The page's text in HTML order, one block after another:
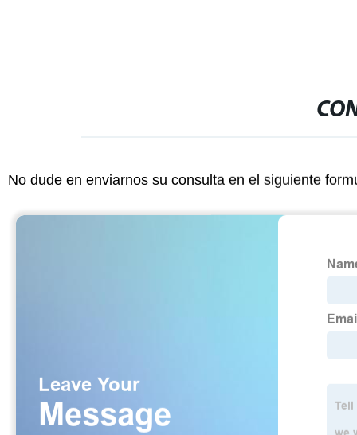
No dude en enviarnos su consulta en el siguiente